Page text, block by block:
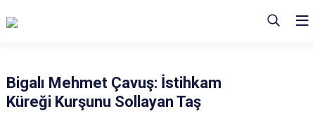
Bigalı Mehmet Çavuş: İstihkam
Küreği Kurşunu Sollayan Taş